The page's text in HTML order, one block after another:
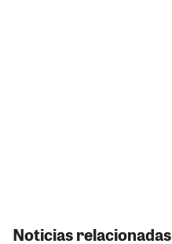
Noticias relacionadas